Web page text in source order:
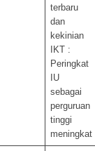
terbaru
dan
kekinian
IKT :
Peringkat
IU
sebagai
perguruan
tinggi
meningkat